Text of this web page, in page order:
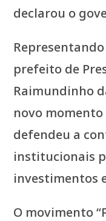
declarou o
prefeito de
Raimundinho
novo
defendeu a
institucionais
investimentos
O movimento